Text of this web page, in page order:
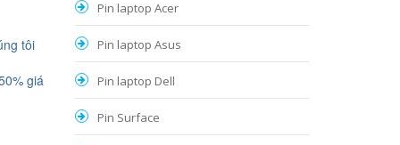
tôi
giá
Pin laptop Acer
Pin laptop Asus
Pin laptop Dell
Pin Surface